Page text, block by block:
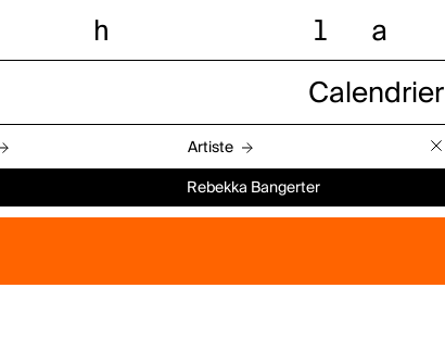
h l a
Calendrier
Artiste
Rebekka Bangerter